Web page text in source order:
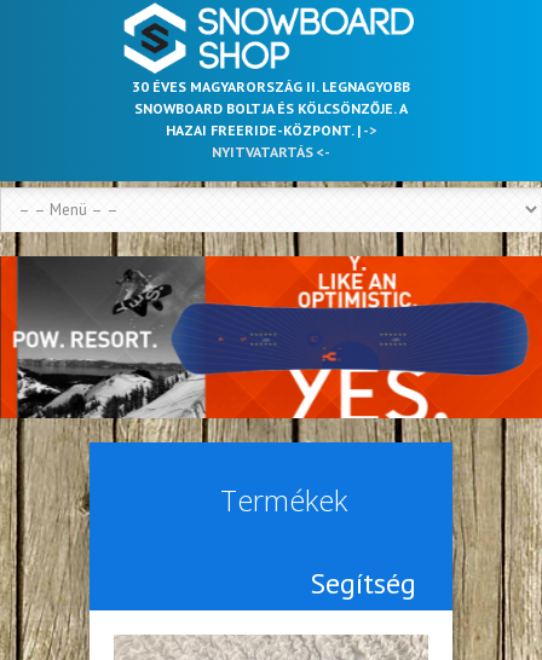
30 ÉVES MAGYARORSZÁG II. LEGNAGYOBB
SNOWBOARD BOLTJA ÉS KÖLCSÖNZŐJE. A
HAZAI FREERIDE-KÖZPONT. | ->
NYITVATARTÁS <-
Termékek
Segítség